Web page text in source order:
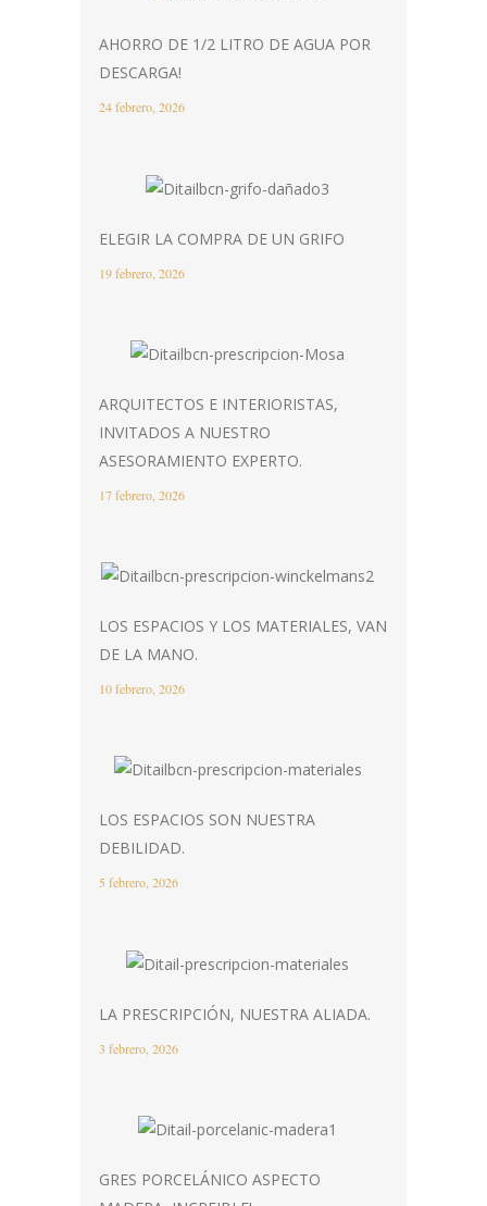
AHORRO DE 1/2 LITRO DE AGUA POR
DESCARGA!
24 febrero, 2026
ELEGIR LA COMPRA DE UN GRIFO
19 febrero, 2026
ARQUITECTOS E INTERIORISTAS,
INVITADOS A NUESTRO
ASESORAMIENTO EXPERTO.
17 febrero, 2026
LOS ESPACIOS Y LOS MATERIALES, VAN
DE LA MANO.
10 febrero, 2026
LOS ESPACIOS SON NUESTRA
DEBILIDAD.
5 febrero, 2026
LA PRESCRIPCIÓN, NUESTRA ALIADA.
3 febrero, 2026
GRES PORCELÁNICO ASPECTO